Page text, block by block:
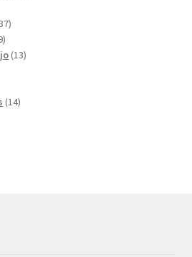
37
9
productos
1313
1414